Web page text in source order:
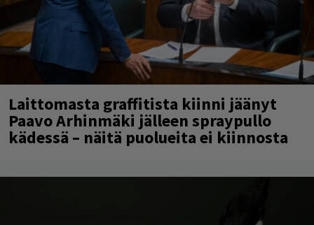
Laittomasta graffitista kiinni jäänyt
Paavo Arhinmäki jälleen spraypullo
kädessä – näitä puolueita ei kiinnosta